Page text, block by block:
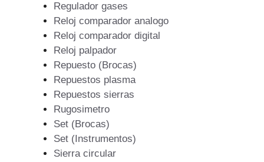
Regulador gases
Reloj comparador analogo
Reloj comparador digital
Reloj palpador
Repuesto (Brocas)
Repuestos plasma
Repuestos sierras
Rugosimetro
Set (Brocas)
Set (Instrumentos)
Sierra circular